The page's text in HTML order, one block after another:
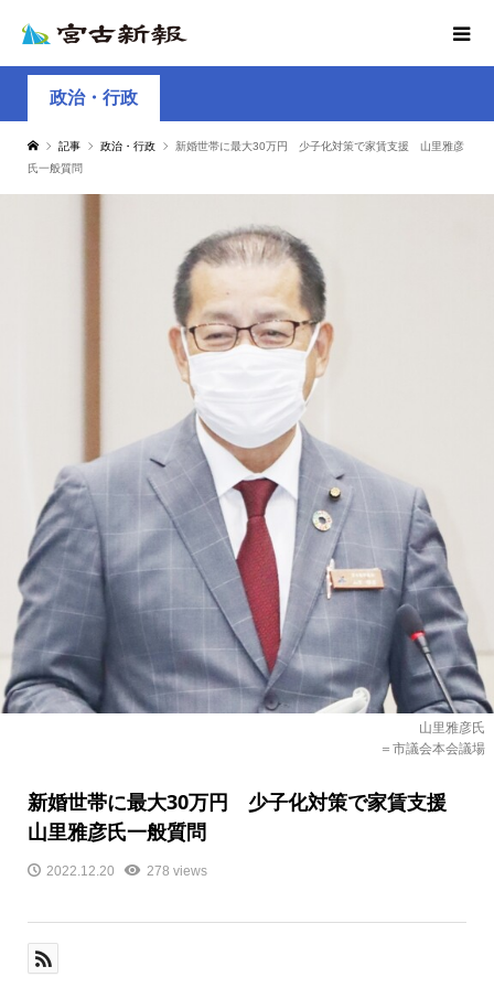
政治・行政
記事 政治・行政
新婚世帯に最大30万円 少子化対策で家賃支援 山里雅彦
氏一般質問
山里雅彦氏
＝市議会本会議場
新婚世帯に最大30万円 少子化対策で家賃支援
山里雅彦氏一般質問
2022.12.20 278 views